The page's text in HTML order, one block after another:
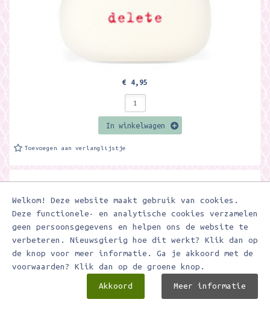
Welkom! Deze website maakt gebruik van cookies.
Deze functionele- en analytische cookies verzamelen
geen persoonsgegevens en helpen ons de website te
verbeteren. Nieuwsgierig hoe dit werkt? Klik dan op
de knop voor meer informatie. Ga je akkoord met de
voorwaarden? Klik dan op de groene knop.
Akkoord Meer informatie
€ 4,95
In winkelwagen
Toevoegen aan verlanglijstje
Grote gum van Cavallini & Co. De gum is gemaakt van een zeer hoge
kwaliteit rubber en verpakt in cellofaan. Het gummen laat geen